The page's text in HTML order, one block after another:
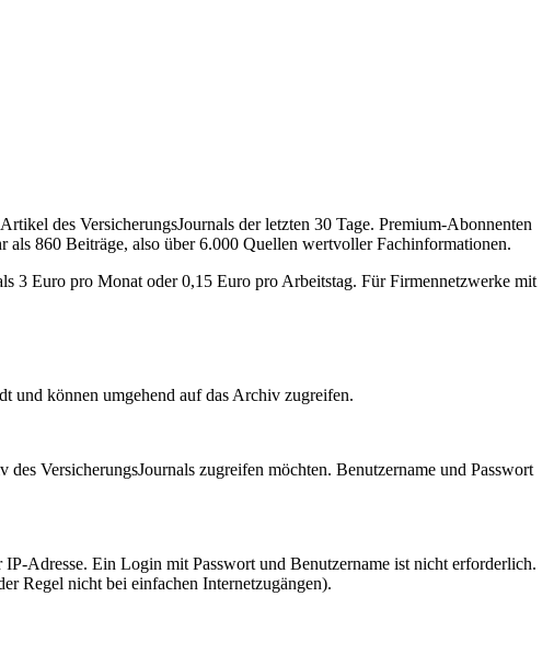
des VersicherungsJournals der letzten 30 Tage. Premium-Abonnenten
als 860 Beiträge, also über 6.000 Quellen wertvoller Fachinformationen.
3 Euro pro Monat oder 0,15 Euro pro Arbeitstag. Für Firmennetzwerke mit
und können umgehend auf das Archiv zugreifen.
VersicherungsJournals zugreifen möchten. Benutzername und Passwort
Adresse. Ein Login mit Passwort und Benutzername ist nicht erforderlich.
Regel nicht bei einfachen Internetzugängen).